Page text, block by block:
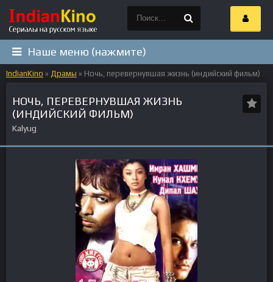
Наше меню (нажмите)
IndianKino » Драмы » Ночь, перевернувшая жизнь (индийский фильм)
НОЧЬ, ПЕРЕВЕРНУВШАЯ ЖИЗНЬ
(ИНДИЙСКИЙ ФИЛЬМ)
Kalyug